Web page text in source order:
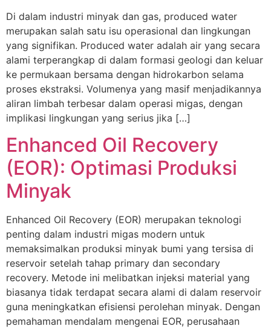
Di dalam industri minyak dan gas, produced water
merupakan salah satu isu operasional dan lingkungan
yang signifikan. Produced water adalah air yang secara
alami terperangkap di dalam formasi geologi dan keluar
ke permukaan bersama dengan hidrokarbon selama
proses ekstraksi. Volumenya yang masif menjadikannya
aliran limbah terbesar dalam operasi migas, dengan
implikasi lingkungan yang serius jika […]
Enhanced Oil Recovery
(EOR): Optimasi Produksi
Minyak
Enhanced Oil Recovery (EOR) merupakan teknologi
penting dalam industri migas modern untuk
memaksimalkan produksi minyak bumi yang tersisa di
reservoir setelah tahap primary dan secondary
recovery. Metode ini melibatkan injeksi material yang
biasanya tidak terdapat secara alami di dalam reservoir
guna meningkatkan efisiensi perolehan minyak. Dengan
pemahaman mendalam mengenai EOR, perusahaan